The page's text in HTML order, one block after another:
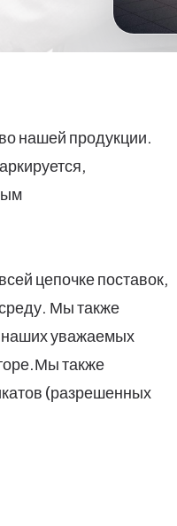
нашей продукции.
цепочке поставок,
Мы также
наших уважаемых
Мы также
(разрешенных